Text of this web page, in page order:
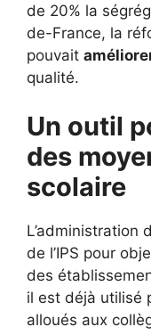
de 20% la
de-France, la
pouvait
qualité.
Un outil
des
scolaire
L’administration
de l’IPS pour
des
il est déjà utilisé
alloués aux